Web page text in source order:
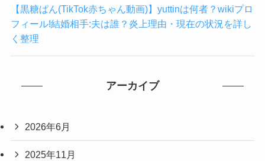
【黒糖ぱん(TikTok赤ちゃん動画)】yuttinは何者？wikiプロ
フィール!結婚相手:夫は誰？炎上理由・現在の状況を詳し
く整理
アーカイブ
2026年6月
2025年11月